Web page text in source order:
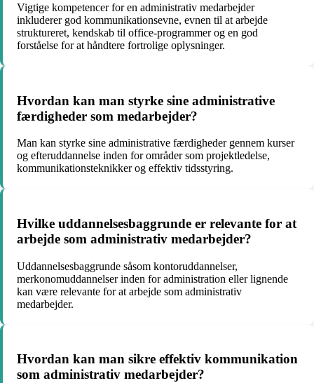
Vigtige kompetencer for en administrativ medarbejder
inkluderer god kommunikationsevne, evnen til at arbejde
struktureret, kendskab til office-programmer og en god
forståelse for at håndtere fortrolige oplysninger.
Hvordan kan man styrke sine administrative
færdigheder som medarbejder?
Man kan styrke sine administrative færdigheder gennem kurser
og efteruddannelse inden for områder som projektledelse,
kommunikationsteknikker og effektiv tidsstyring.
Hvilke uddannelsesbaggrunde er relevante for at
arbejde som administrativ medarbejder?
Uddannelsesbaggrunde såsom kontoruddannelser,
merkonomuddannelser inden for administration eller lignende
kan være relevante for at arbejde som administrativ
medarbejder.
Hvordan kan man sikre effektiv kommunikation
som administrativ medarbejder?